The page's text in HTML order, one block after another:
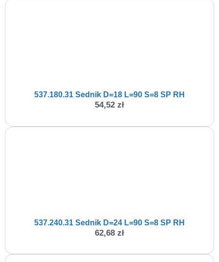
537.180.31 Sednik D=18 L=90 S=8 SP RH
54,52 zł
537.240.31 Sednik D=24 L=90 S=8 SP RH
62,68 zł